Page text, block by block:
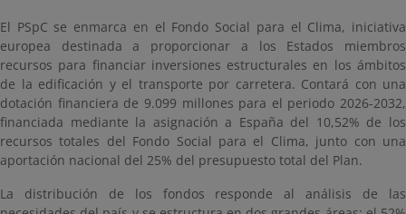
El PSpC se enmarca en el Fondo Social para el Clima, iniciativa
europea destinada a proporcionar a los Estados miembros
recursos para financiar inversiones estructurales en los ámbitos
de la edificación y el transporte por carretera. Contará con una
dotación financiera de 9.099 millones para el periodo 2026-2032,
financiada mediante la asignación a España del 10,52% de los
recursos totales del Fondo Social para el Clima, junto con una
aportación nacional del 25% del presupuesto total del Plan.
La distribución de los fondos responde al análisis de las